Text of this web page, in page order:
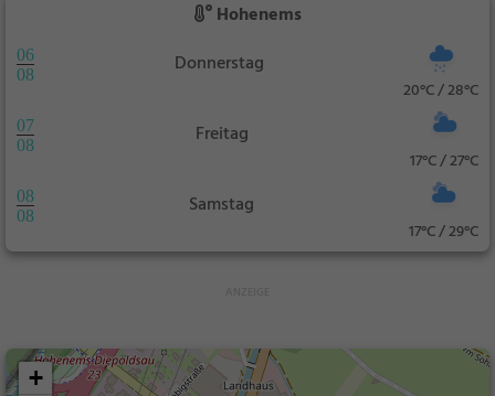
Hohenems
06
08
Donnerstag
20°C / 28°C
07
08
Freitag
17°C / 27°C
08
08
Samstag
17°C / 29°C
+